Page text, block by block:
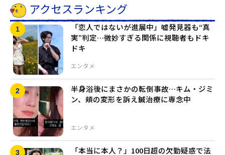
アクセスランキング
エンタメ
「恋人ではないが進展中」嘘発見器も“真
実”判定…微妙すぎる関係に視聴者もドキ
ドキ
エンタメ
半身浴後にまさかの転倒事故…キム・ジミ
ン、頬の変形を訴え鍼治療に専念中
「本当に本人？」100日超の欠勤疑惑で法